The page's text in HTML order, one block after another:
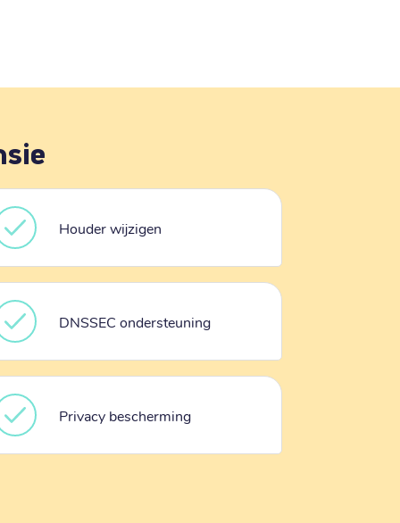
Houder wijzigen
DNSSEC ondersteuning
Privacy bescherming